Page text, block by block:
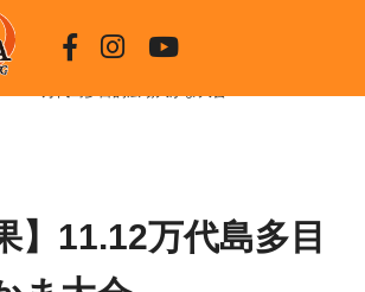
万代島多目的広場大かま大会
】11.12万代島多目